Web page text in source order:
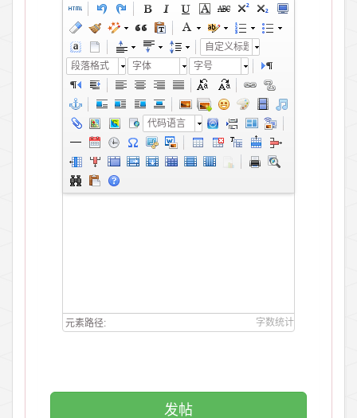
自定义标题
段落格式
字体 字号
代码语言
元素路径: 字数统计